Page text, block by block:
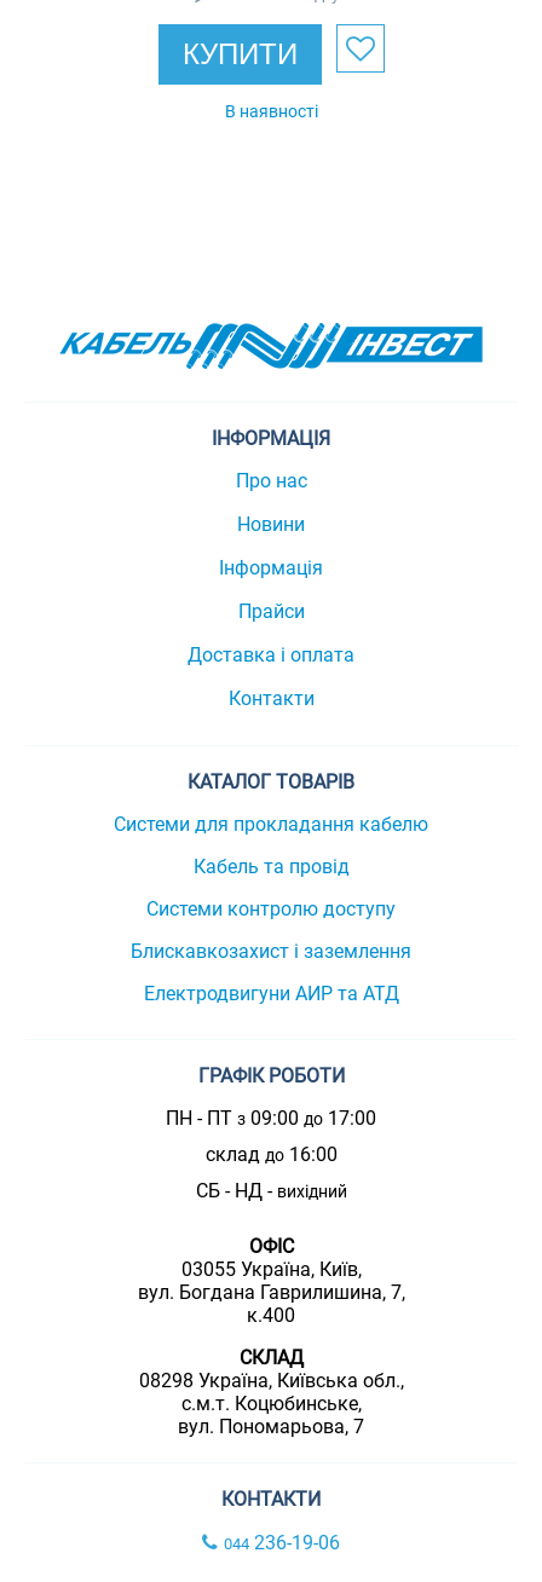
КУПИТИ
В наявності
ІНФОРМАЦІЯ
Про нас
Новини
Інформація
Прайси
Доставка і оплата
Контакти
КАТАЛОГ ТОВАРІВ
Системи для прокладання кабелю
Кабель та провід
Системи контролю доступу
Блискавкозахист і заземлення
Електродвигуни АИР та АТД
ГРАФІК РОБОТИ
ПН - ПТ з 09:00 до 17:00
склад до16:00
СБ - НД - вихідний
ОФІС
03055 Україна, Київ,
вул. Богдана Гаврилишина, 7,
к.400
СКЛАД
08298 Україна, Київська обл.,
с.м.т. Коцюбинське,
вул. Пономарьова, 7
КОНТАКТИ
044 236-19-06